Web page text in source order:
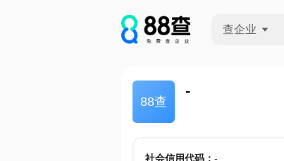
查企业
88查
-
社会信用代码： -